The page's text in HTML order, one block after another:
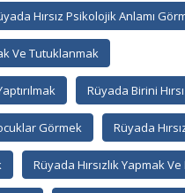
Hırsız Psikolojik Anlamı
Ve Tutuklanmak
Rüyada Birini
Görmek Rüyada
Rüyada Hırsızlık Yapmak